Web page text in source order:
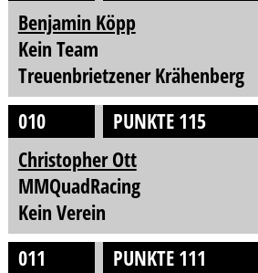
Benjamin Köpp
Kein Team
Treuenbrietzener Krähenberg
010
PUNKTE 115
Christopher Ott
MMQuadRacing
Kein Verein
011
PUNKTE 111